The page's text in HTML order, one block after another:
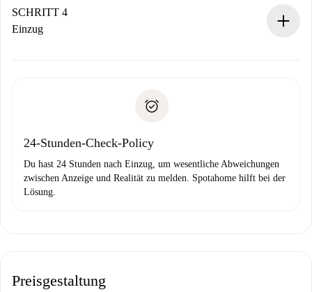
stellen den Kontakt her.
Wenn der Vermieter ablehnen muss, entstehen keine
SCHRITT 4
Einzug
24-Stunden-Check-Policy
Du hast 24 Stunden nach Einzug, um wesentliche Abweichungen
zwischen Anzeige und Realität zu melden. Spotahome hilft bei der
Lösung.
Preisgestaltung